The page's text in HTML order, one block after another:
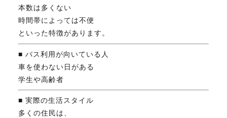
本数は多くない
時間帯によっては不便
といった特徴があります。
■ バス利用が向いている人
車を使わない日がある
学生や高齢者
■ 実際の生活スタイル
多くの住民は、